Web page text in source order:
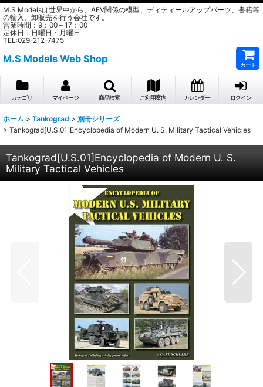
M.S Modelsは世界中から、AFV関係の模型、ディティールアップパーツ、書籍等
の輸入、卸販売を行う会社です。
営業時間：9：00～17：00
定休日：日曜日・月曜日
TEL:029-212-7475
M.S Models Web Shop
カート
カテゴリ マイページ 商品検索 ご利用案内 カレンダー ログイン
ホーム > Tankograd > 別冊シリーズ
> Tankograd[U.S.01]Encyclopedia of Modern U. S. Military Tactical Vehicles
Tankograd[U.S.01]Encyclopedia of Modern U. S.
Military Tactical Vehicles